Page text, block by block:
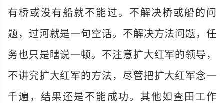
有桥或没有船就不能过。不解决桥或船的问
题，过河就是一句空话。不解决方法问题，任
务也只是瞎说一顿。不注意扩大红军的领导，
不讲究扩大红军的方法，尽管把扩大红军念一
千遍，结果还是不能成功。其他如查田工作